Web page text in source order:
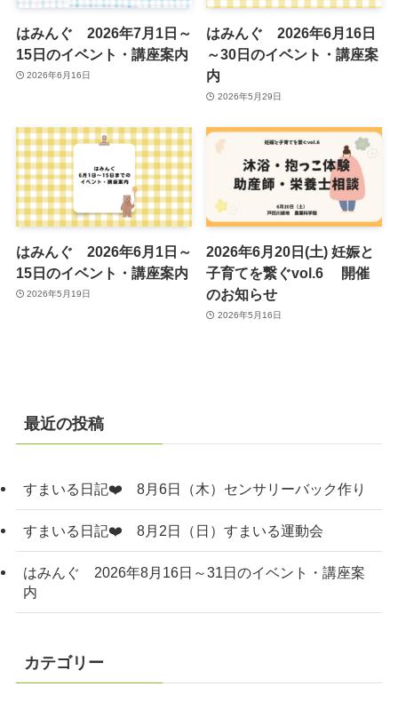
はみんぐ 2026年7月1日～
15日のイベント・講座案内
2026年6月16日
はみんぐ 2026年6月16日
～30日のイベント・講座案
内
2026年5月29日
はみんぐ 2026年6月1日～
15日のイベント・講座案内
2026年5月19日
2026年6月20日(土) 妊娠と
子育てを繋ぐvol.6 開催
のお知らせ
2026年5月16日
最近の投稿
すまいる日記❤️ 8月6日（木）センサリーバック作り
すまいる日記❤️ 8月2日（日）すまいる運動会
はみんぐ 2026年8月16日～31日のイベント・講座案
内
カテゴリー